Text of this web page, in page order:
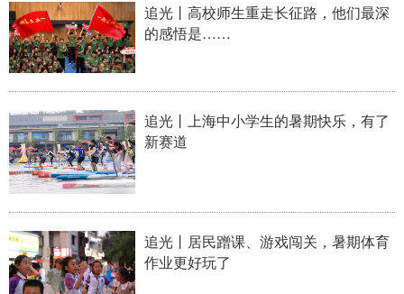
地方频道
北京 天津 河北 山西
辽宁 吉林 上海 江苏
浙江
山东 河南 湖北 湖南
广东 广西 海南 重庆
四川
追光丨高校师生重走长征路，他们最深
的感悟是……
追光丨上海中小学生的暑期快乐，有了
新赛道
追光丨居民蹭课、游戏闯关，暑期体育
作业更好玩了